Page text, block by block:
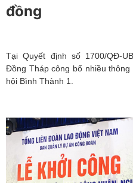
đồng
Tại Quyết định số 1700/QĐ-
Đồng Tháp công bố nhiều
hội Bình Thành 1.